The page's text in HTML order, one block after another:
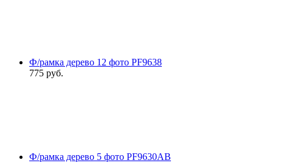
Ф/рамка дерево 12 фото PF9638
775 руб.
Ф/рамка дерево 5 фото PF9630АВ